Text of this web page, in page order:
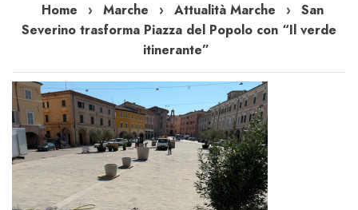
Home › Marche › Attualità Marche ›
San
Severino trasforma Piazza del Popolo con “Il verde
itinerante”